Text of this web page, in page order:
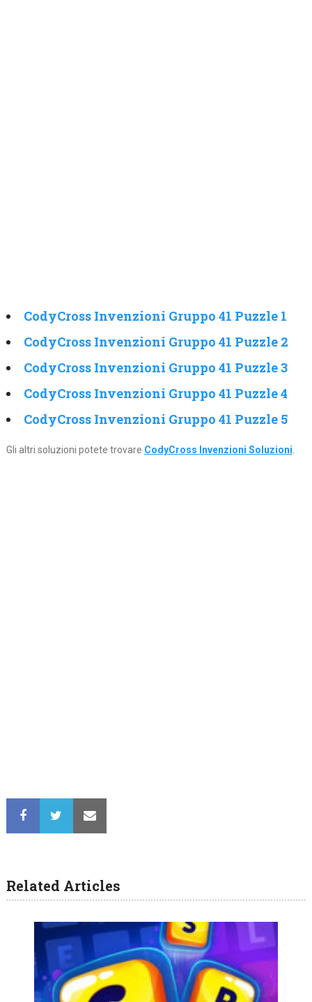
CodyCross Invenzioni Gruppo 41 Puzzle 1
CodyCross Invenzioni Gruppo 41 Puzzle 2
CodyCross Invenzioni Gruppo 41 Puzzle 3
CodyCross Invenzioni Gruppo 41 Puzzle 4
CodyCross Invenzioni Gruppo 41 Puzzle 5
Gli altri soluzioni potete trovare CodyCross Invenzioni Soluzioni.
Related Articles